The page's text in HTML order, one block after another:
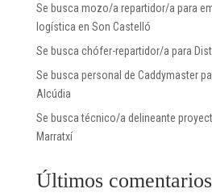
Se busca mozo/a repartidor/a para
logística en Son Castelló
Se busca chófer-repartidor/a para
Se busca personal de Caddymaster
Alcúdia
Se busca técnico/a delineante
Marratxí
Últimos comentarios